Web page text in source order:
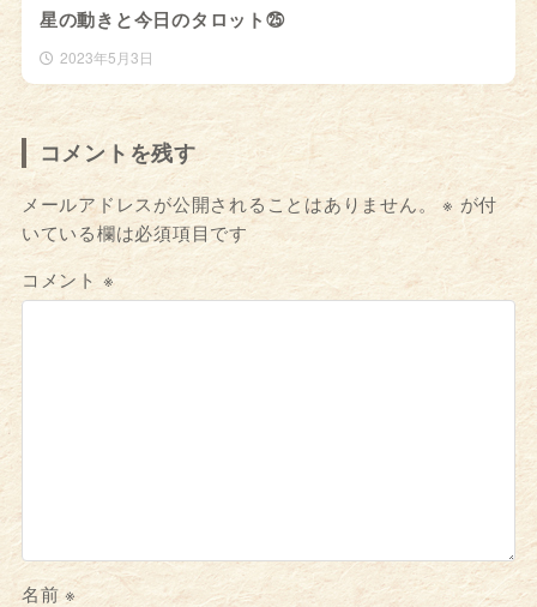
星の動きと今日のタロット㉕
2023年5月3日
コメントを残す
メールアドレスが公開されることはありません。 ※ が付
いている欄は必須項目です
コメント ※
名前※